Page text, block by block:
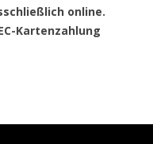
online.
Kartenzahlung